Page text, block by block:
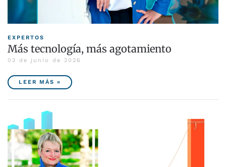
EXPERTOS
Más tecnología, más agotamiento
02 de junio de 2026
LEER MÁS »